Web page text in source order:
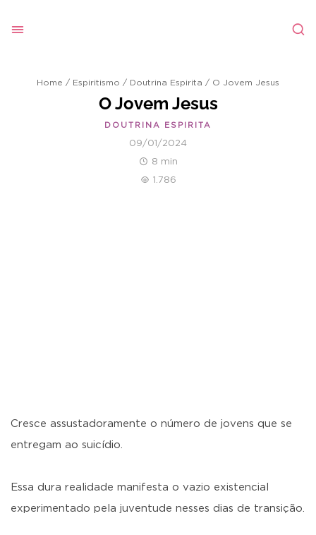
Home / Espiritismo / Doutrina Espirita / O Jovem Jesus
O Jovem Jesus
DOUTRINA ESPIRITA
09/01/2024
8 min
1.786
Cresce assustadoramente o número de jovens que se
entregam ao suicídio.
Essa dura realidade manifesta o vazio existencial
experimentado pela juventude nesses dias de transição.